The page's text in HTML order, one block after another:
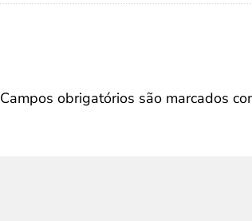
Campos obrigatórios são marcados